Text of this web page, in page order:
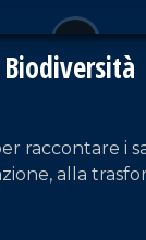
raccontare i
alla